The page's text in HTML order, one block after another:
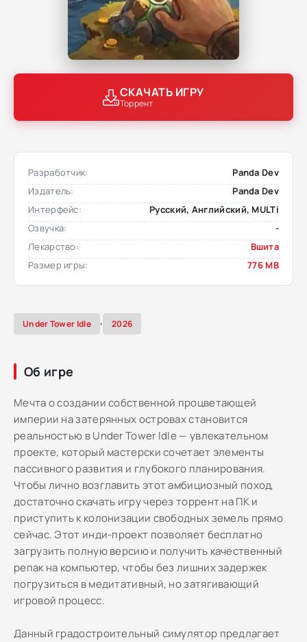
СКАЧАТЬ ИГРУ
Торрент
Разработчик:
Panda Dev
Издатель:
Panda Dev
Интерфейс:
Русский, Английский, MULTi
Озвучка:
-
Лекарство:
Вшита
Размер игры:
776 MB
Under Tower Idle , 2026
Об игре
Мечта о создании собственной процветающей
империи на затерянных островах становится
реальностью в Under Tower Idle — увлекательном
проекте, который мастерски сочетает элементы
пассивного развития и глубокого планирования.
Чтобы лично возглавить этот амбициозный поход,
достаточно скачать игру через торрент на ПК и
приступить к колонизации свободных земель прямо
сейчас. Этот инди-проект позволяет бесплатно
загрузить полную версию и получить качественный
репак на компьютер, чтобы без лишних задержек
погрузиться в медитативный, но затягивающий
игровой процесс.
Данный градостроительный симулятор предлагает